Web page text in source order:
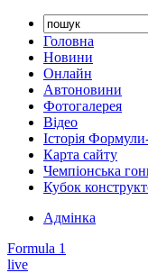
Головна
Новини
Онлайн
Автоновини
Фотогалерея
Відео
Історія
Карта сайту
Чемпіонська
Кубок
Адмінка
Formula 1
live